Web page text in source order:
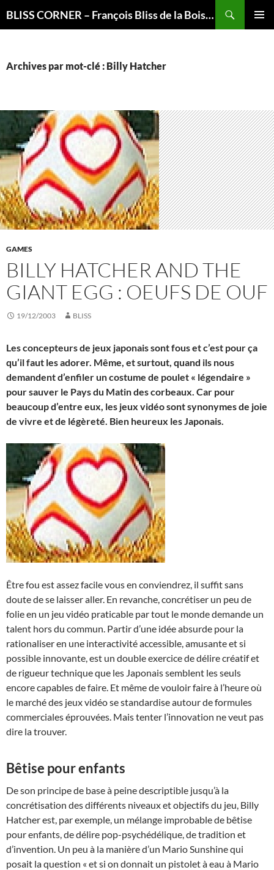
BLISS CORNER – François Bliss de la Boissière is here
Archives par mot-clé : Billy Hatcher
GAMES
BILLY HATCHER AND THE
GIANT EGG : OEUFS DE OUF
19/12/2003 BLISS
Les concepteurs de jeux japonais sont fous et c’est pour ça
qu’il faut les adorer. Même, et surtout, quand ils nous
demandent d’enfiler un costume de poulet « légendaire »
pour sauver le Pays du Matin des corbeaux. Car pour
beaucoup d’entre eux, les jeux vidéo sont synonymes de joie
de vivre et de légèreté. Bien heureux les Japonais.
Être fou est assez facile vous en conviendrez, il suffit sans
doute de se laisser aller. En revanche, concrétiser un peu de
folie en un jeu vidéo praticable par tout le monde demande un
talent hors du commun. Partir d’une idée absurde pour la
rationaliser en une interactivité accessible, amusante et si
possible innovante, est un double exercice de délire créatif et
de rigueur technique que les Japonais semblent les seuls
encore capables de faire. Et même de vouloir faire à l’heure où
le marché des jeux vidéo se standardise autour de formules
commerciales éprouvées. Mais tenter l’innovation ne veut pas
dire la trouver.
Bêtise pour enfants
De son principe de base à peine descriptible jusqu’à la
concrétisation des différents niveaux et objectifs du jeu, Billy
Hatcher est, par exemple, un mélange improbable de bêtise
pour enfants, de délire pop-psychédélique, de tradition et
d’invention. Un peu à la manière d’un Mario Sunshine qui
posait la question « et si on donnait un pistolet à eau à Mario